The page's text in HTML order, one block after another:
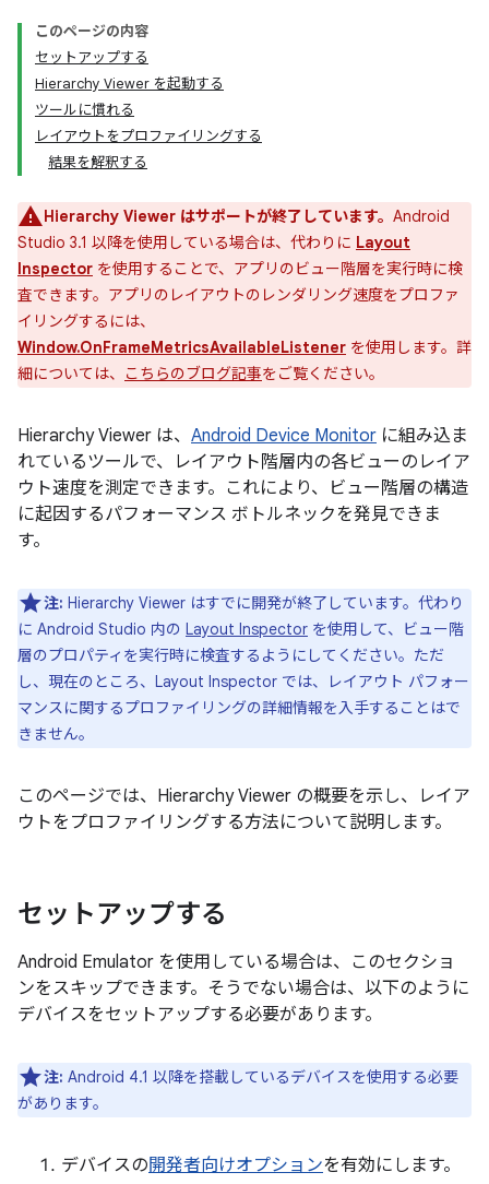
このページの内容
セットアップする
Hierarchy Viewer を起動する
ツールに慣れる
レイアウトをプロファイリングする
結果を解釈する
Hierarchy Viewer はサポートが終了しています。 Android
Studio 3.1 以降を使用している場合は、代わりに Layout
Inspector を使用することで、アプリのビュー階層を実行時に検
査できます。アプリのレイアウトのレンダリング速度をプロファ
イリングするには、
Window.OnFrameMetricsAvailableListener を使用します。詳
細については、
こちらのブログ記事をご覧ください。
Hierarchy Viewer は、 Android Device Monitor に組み込ま
れているツールで、レイアウト階層内の各ビューのレイア
ウト速度を測定できます。これにより、ビュー階層の構造
に起因するパフォーマンス ボトルネックを発見できま
す。
注: Hierarchy Viewer はすでに開発が終了しています。代わり
に Android Studio 内の Layout Inspector を使用して、ビュー階
層のプロパティを実行時に検査するようにしてください。ただ
し、現在のところ、Layout Inspector では、レイアウト パフォー
マンスに関するプロファイリングの詳細情報を入手することはで
きません。
このページでは、Hierarchy Viewer の概要を示し、レイア
ウトをプロファイリングする方法について説明します。
セットアップする
Android Emulator を使用している場合は、このセクショ
ンをスキップできます。そうでない場合は、以下のように
デバイスをセットアップする必要があります。
注: Android 4.1 以降を搭載しているデバイスを使用する必要
があります。
デバイスの開発者向けオプションを有効にします。